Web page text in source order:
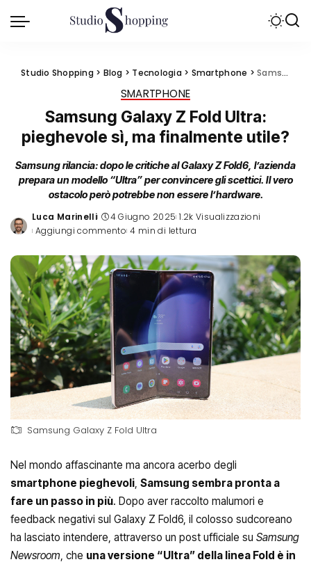
Studio Shopping > Blog > Tecnologia > Smartphone >Samsung Galaxy Z Fold Ultra: pieghevole sì, ma finalmente utile?
SMARTPHONE
Samsung Galaxy Z Fold Ultra:
pieghevole sì, ma finalmente utile?
Samsung rilancia: dopo le critiche al Galaxy Z Fold6, l’azienda
prepara un modello “Ultra” per convincere gli scettici. Il vero
ostacolo però potrebbe non essere l’hardware.
Posted
by
Luca Marinelli 4 Giugno 2025 1.2k Visualizzazioni
Aggiungi commento 4 min di lettura
Samsung Galaxy Z Fold Ultra
Nel mondo affascinante ma ancora acerbo degli
smartphone pieghevoli, Samsung sembra pronta a
fare un passo in più. Dopo aver raccolto malumori e
feedback negativi sul Galaxy Z Fold6, il colosso sudcoreano
ha lasciato intendere, attraverso un post ufficiale su Samsung
Newsroom, che una versione “Ultra” della linea Fold è in